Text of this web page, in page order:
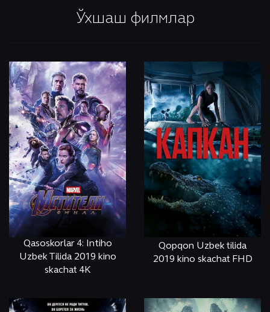
Ўхшаш филмлар
Qasoskorlar 4: Intiho
Uzbek Tilida 2019 kino
skachat 4K
Qopqon Uzbek tilida
2019 kino skachat FHD